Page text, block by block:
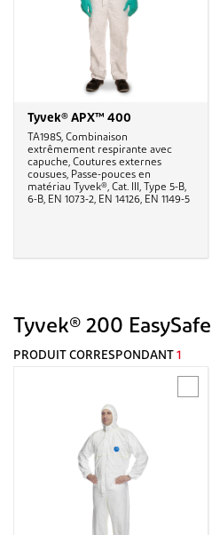
Tyvek® APX™ 400
TA198S, Combinaison
extrêmement respirante avec
capuche, Coutures externes
cousues, Passe-pouces en
matériau Tyvek®, Cat. III, Type 5-B,
6-B, EN 1073-2, EN 14126, EN 1149-5
Tyvek® 200 EasySafe
PRODUIT CORRESPONDANT 1